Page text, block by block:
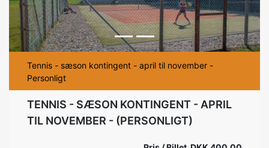
Tennis - sæson kontingent - april til november -
Personligt
TENNIS - SÆSON KONTINGENT - APRIL
TIL NOVEMBER - (PERSONLIGT)